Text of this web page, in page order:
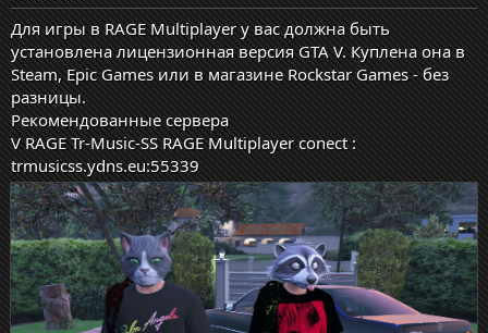
Для игры в RAGE Multiplayer у вас должна быть
установлена лицензионная версия GTA V. Куплена она в
Steam, Epic Games или в магазине Rockstar Games - без
разницы.
Рекомендованные сервера
V RAGE Tr-Music-SSRAGE Multiplayer conect :
trmusicss.ydns.eu:55339